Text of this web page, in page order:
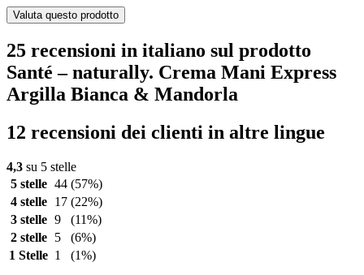
Valuta questo prodotto
25 recensioni in italiano sul prodotto
Santé – naturally. Crema Mani Express
Argilla Bianca & Mandorla
12 recensioni dei clienti in altre lingue
4,3 su 5 stelle
5 stelle 44 (57%)
4 stelle
17 (22%)
3 stelle 9
(11%)
2 stelle
5
(6%)
1 Stelle 1 (1%)